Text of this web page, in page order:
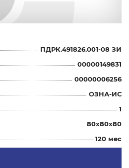
ПДРК.491826.001-08 ЗИ
00000149831
00000006256
ОЗНА-ИС
1
80x80x80
120 мес